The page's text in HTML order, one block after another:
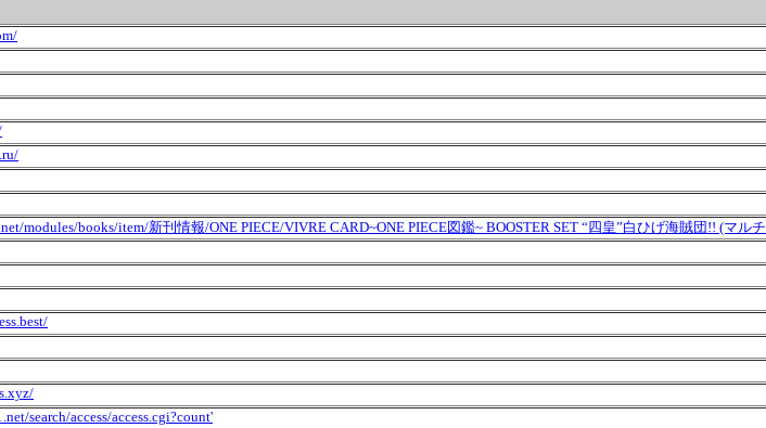
modules/books/item/新刊情報/ONE PIECE/VIVRE CARD~ONE PIECE図鑑~ BOOSTER SET “四皇”白ひげ海賊団!! (マル
search/access/access.cgi?count'